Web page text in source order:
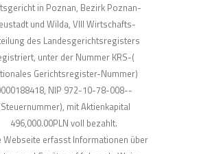
in Poznan, Bezirk Poznan-
und Wilda, VIII Wirtschafts-
des Landesgerichtsregisters
unter der Nummer KRS-(
Gerichtsregister-Nummer)
NIP 972-10-78-008--
mit Aktienkapital
496,000.00PLN voll bezahlt.
Webseite erfasst Informationen über